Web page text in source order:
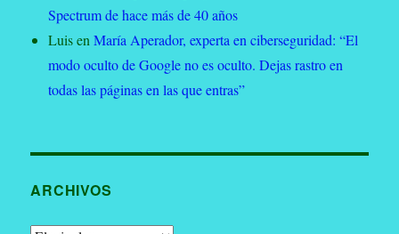
Spectrum de hace más de 40 años
LuisenMaría Aperador, experta en ciberseguridad: “El
modo oculto de Google no es oculto. Dejas rastro en
todas las páginas en las que entras”
ARCHIVOS